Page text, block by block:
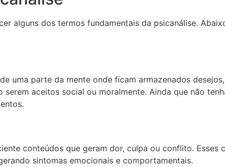
alguns dos termos fundamentais da psicanálise.
uma parte da mente onde ficam armazenados
aceitos social ou moralmente. Ainda que não
conteúdos que geram dor, culpa ou conflito. Esses
sintomas emocionais e comportamentais.